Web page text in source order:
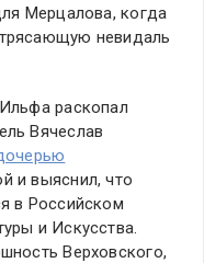
Мерцалова, когда
невидаль
раскопал
Вячеслав
и выяснил, что
в Российском
и Искусства.
Верховского,